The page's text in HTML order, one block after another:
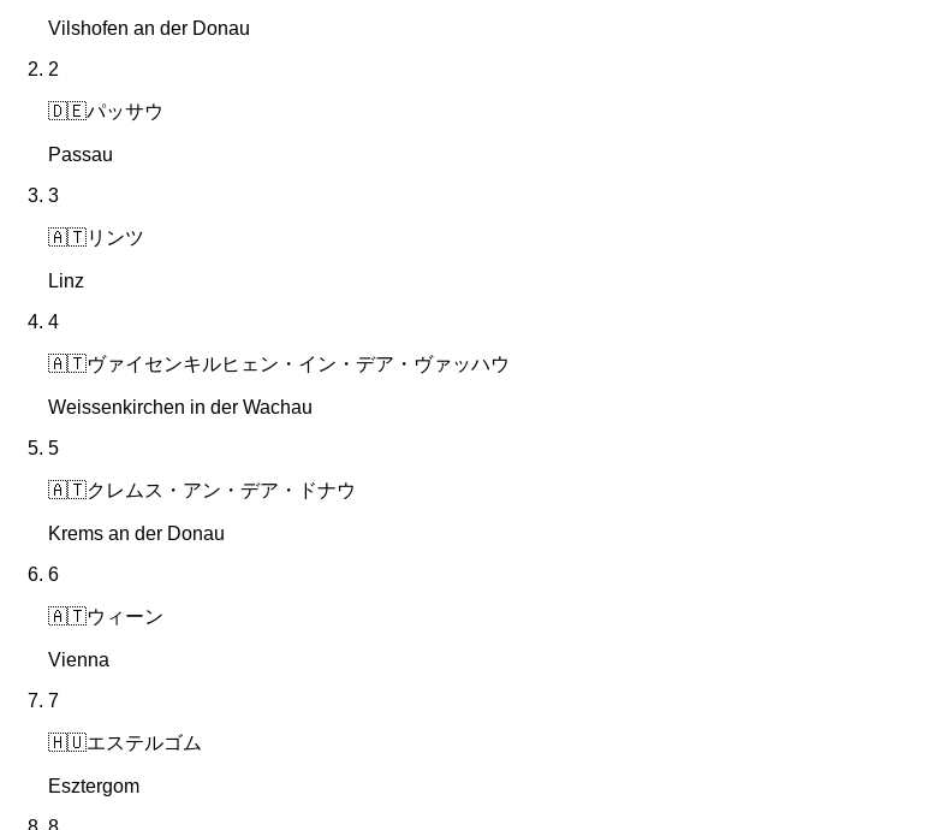
Vilshofen an der Donau
2
🇩🇪パッサウ
Passau
3
🇦🇹リンツ
Linz
4
🇦🇹ヴァイセンキルヒェン・イン・デア・ヴァッハウ
Weissenkirchen in der Wachau
5
🇦🇹クレムス・アン・デア・ドナウ
Krems an der Donau
6
🇦🇹ウィーン
Vienna
7
🇭🇺エステルゴム
Esztergom